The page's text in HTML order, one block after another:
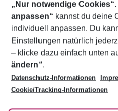
Footer
Footer navigation
Über uns
AGB
Bestpreisgarantie
Cookie-Einstellungen ändern
Cookie-Richtlinie
Agenturbetreuung
Barrierefreies Reisen
Folge uns
„Nur notwendige Cookies“
anpassen“ kannst du deine
individuell anpassen. Du
Einstellungen natürlich
– klicke dazu einfach unten
ändern“.
Datenschutz-Informationen
Cookie/Tracking-Informationen